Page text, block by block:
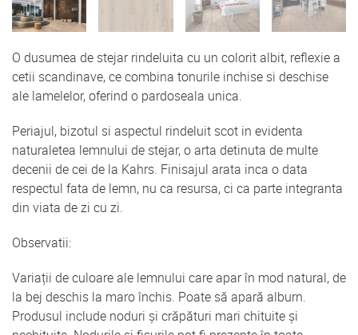
O dusumea de stejar rindeluita cu un colorit albit, reflexie a
cetii scandinave, ce combina tonurile inchise si deschise
ale lamelelor, oferind o pardoseala unica.
Periajul, bizotul si aspectul rindeluit scot in evidenta
naturaletea lemnului de stejar, o arta detinuta de multe
decenii de cei de la Kahrs. Finisajul arata inca o data
respectul fata de lemn, nu ca resursa, ci ca parte integranta
din viata de zi cu zi.
Observatii:
Variații de culoare ale lemnului care apar în mod natural, de
la bej deschis la maro închis. Poate să apară alburn.
Produsul include noduri și crăpături mari chituite și